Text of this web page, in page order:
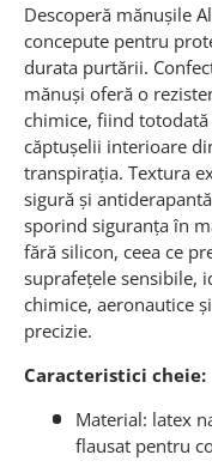
Descoperă mănușile
concepute pentru
durata purtării.
mănuși oferă o
chimice, fiind
căptușelii interioare
transpirația. Textura
sigură și
sporind siguranța în
fără silicon, ceea ce
suprafețele sensibile,
chimice, aeronautice
precizie.
Caracteristici cheie:
Material: latex
flausat pentru